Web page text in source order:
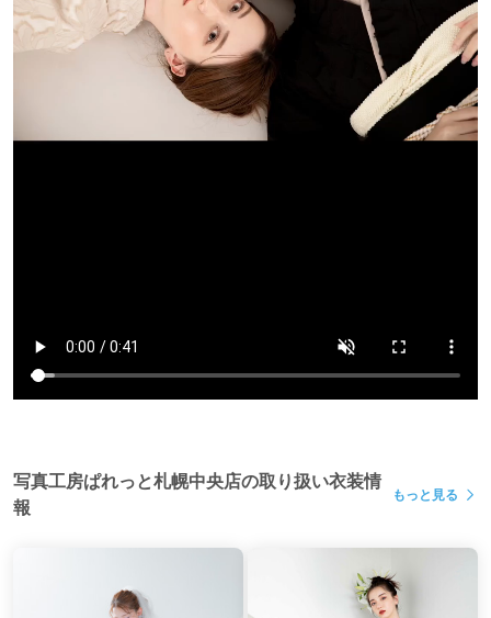
写真工房ぱれっと札幌中央店の取り扱い衣装情
報
もっと見る